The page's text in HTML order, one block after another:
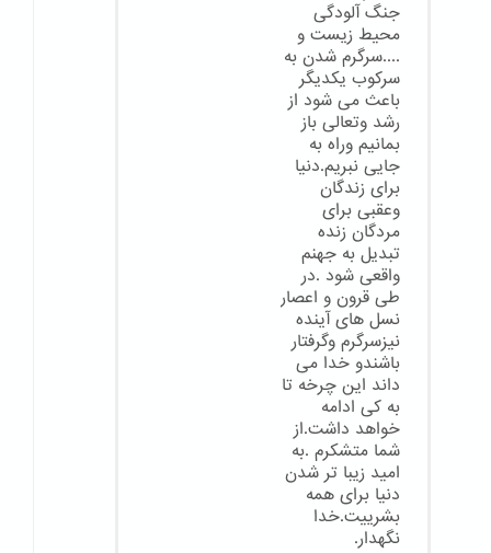
جنگ آلودگی
محیط زیست و
....سرگرم شدن به
سرکوب یکدیگر
باعث می شود از
رشد وتعالی باز
بمانیم وراه به
جایی نبریم.دنیا
برای زندگان
وعقبی برای
مردگان زنده
تبدیل به جهنم
واقعی شود .در
طی قرون و اعصار
نسل های آینده
نیزسرگرم وگرفتار
باشندو خدا می
داند این چرخه تا
به کی ادامه
خواهد داشت.از
شما متشکرم .به
امید زیبا تر شدن
دنیا برای همه
بشرییت.خدا
نگهدار.